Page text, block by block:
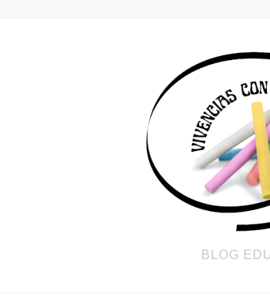
BLOG